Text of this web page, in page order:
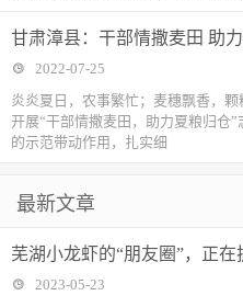
甘肃漳县：干部情撒麦田 助
2022-07-25
炎炎夏日，农事繁忙；麦穗飘香，
开展“干部情撒麦田，助力夏粮归仓
的示范带动作用，扎实细
最新文章
芜湖小龙虾的“朋友圈”，正在
2023-05-23